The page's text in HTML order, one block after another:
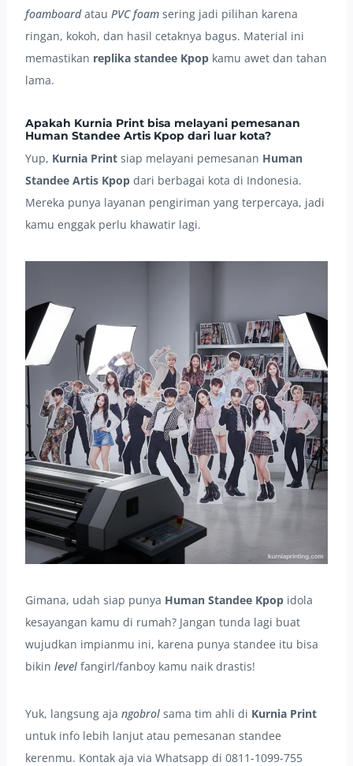
foamboardatau PVC foam sering jadi pilihan karena
ringan, kokoh, dan hasil cetaknya bagus. Material ini
memastikan replika standee Kpop kamu awet dan tahan
lama.
Apakah Kurnia Print bisa melayani pemesanan
Human Standee Artis Kpop dari luar kota?
Yup, Kurnia Print siap melayani pemesanan Human
Standee Artis Kpop dari berbagai kota di Indonesia.
Mereka punya layanan pengiriman yang terpercaya, jadi
kamu enggak perlu khawatir lagi.
Gimana, udah siap punya Human Standee Kpop idola
kesayangan kamu di rumah? Jangan tunda lagi buat
wujudkan impianmu ini, karena punya standee itu bisa
bikin level fangirl/fanboy kamu naik drastis!
Yuk, langsung aja ngobrol sama tim ahli di Kurnia Print
untuk info lebih lanjut atau pemesanan standee
kerenmu. Kontak aja via Whatsapp di 0811-1099-755